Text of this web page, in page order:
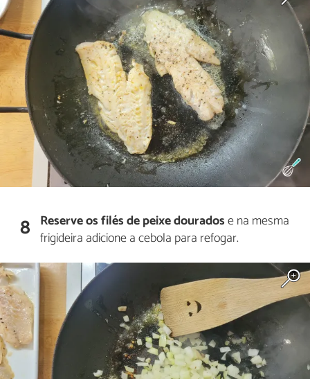
8 Reserve os filés de peixe douradose na mesma
frigideira adicione a cebola para refogar.